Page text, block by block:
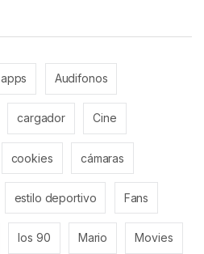
apps Audifonos
cargador Cine
cookies cámaras
estilo deportivo Fans
los 90 Mario Movies